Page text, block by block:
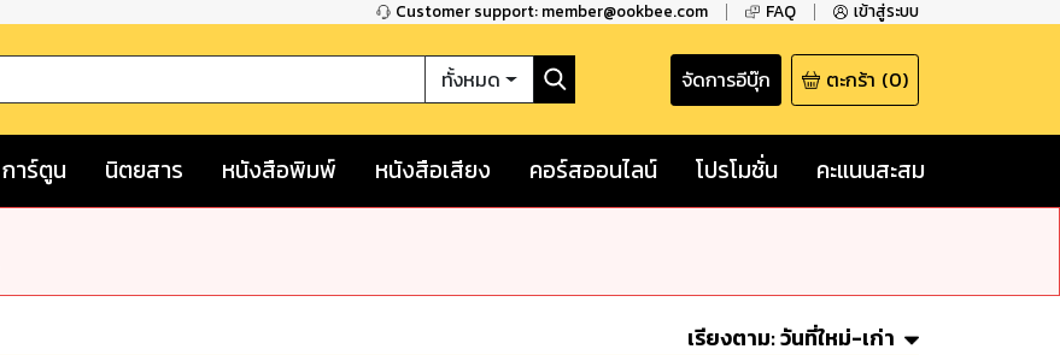
Customer support: member@ookbee.com FAQ เข้าสู่ระบบ
ทั้งหมด จัดการอีบุ๊ก ตะกร้า (0)
การ์ตูน นิตยสาร หนังสือพิมพ์ หนังสือเสียง คอร์สออนไลน์ โปรโมชั่น คะแนนสะสม
เรียงตาม:วันที่ใหม่-เก่า